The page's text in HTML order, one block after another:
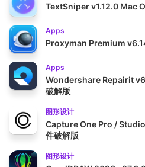
TextSniper v1.12.0 Mac
Apps
Proxyman Premium
Apps
Wondershare Repairit
破解版
图形设计
Capture One Pro /
件破解版
图形设计